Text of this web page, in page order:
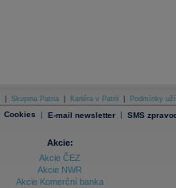
Skupina Patria Kariéra v Patrii Podmínky
Cookies | E-mail newsletter | SMS
Akcie:
Akcie ČEZ
Akcie NWR
Akcie Komerční banka